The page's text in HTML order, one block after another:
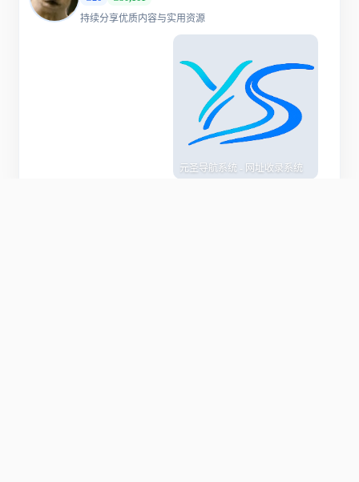
持续分享优质内容与实用资源
WordPress弹幕插件V1.0开源
元圣导航系统 - 网址收录系统